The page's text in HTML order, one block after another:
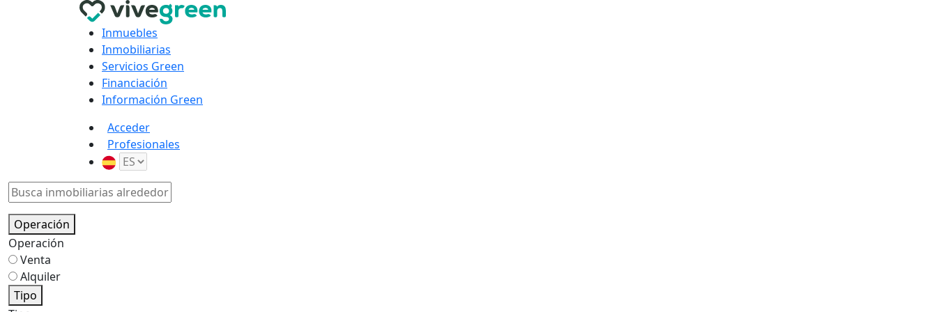
Inmuebles
Inmobiliarias
Servicios Green
Financiación
Información Green
Acceder
Profesionales
Operación
Operación
Venta
Alquiler
Tipo